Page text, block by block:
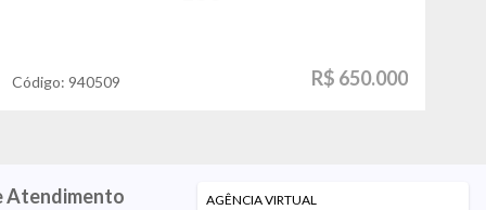
Código: 940509 R$ 650.000
Atendimento AGÊNCIA VIRTUAL